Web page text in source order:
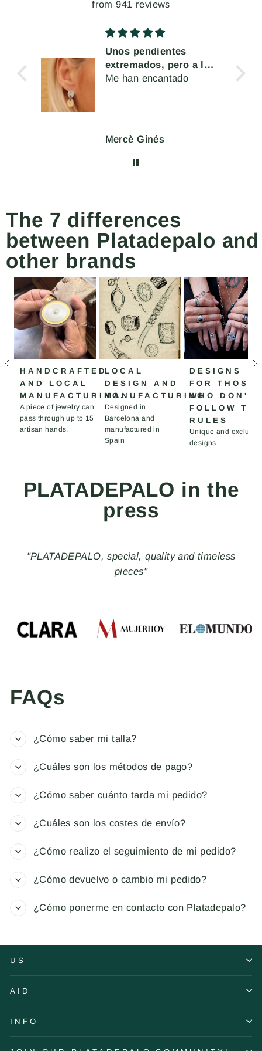
from 941 reviews
Unos pendientes
extremados, pero a la
vez muy cómodos de
Me han encantado
Mercè Ginés
The 7 differences
between Platadepalo and
other brands
HANDCRAFTED
AND LOCAL
MANUFACTURING.
A piece of jewelry can
pass through up to 15
artisan hands.
LOCAL
DESIGN AND
MANUFACTURING
Designed in
Barcelona and
manufactured in
Spain
DESIGNS
FOR THOSE
WHO DON'T
FOLLOW
RULES
Unique and
designs
PLATADEPALO in the
press
"PLATADEPALO, special, quality and timeless
pieces"
FAQs
¿Cómo saber mi talla?
¿Cuáles son los métodos de pago?
¿Cómo saber cuánto tarda mi pedido?
¿Cuáles son los costes de envío?
¿Cómo realizo el seguimiento de mi pedido?
¿Cómo devuelvo o cambio mi pedido?
¿Cómo ponerme en contacto con Platadepalo?
US
AID
INFO